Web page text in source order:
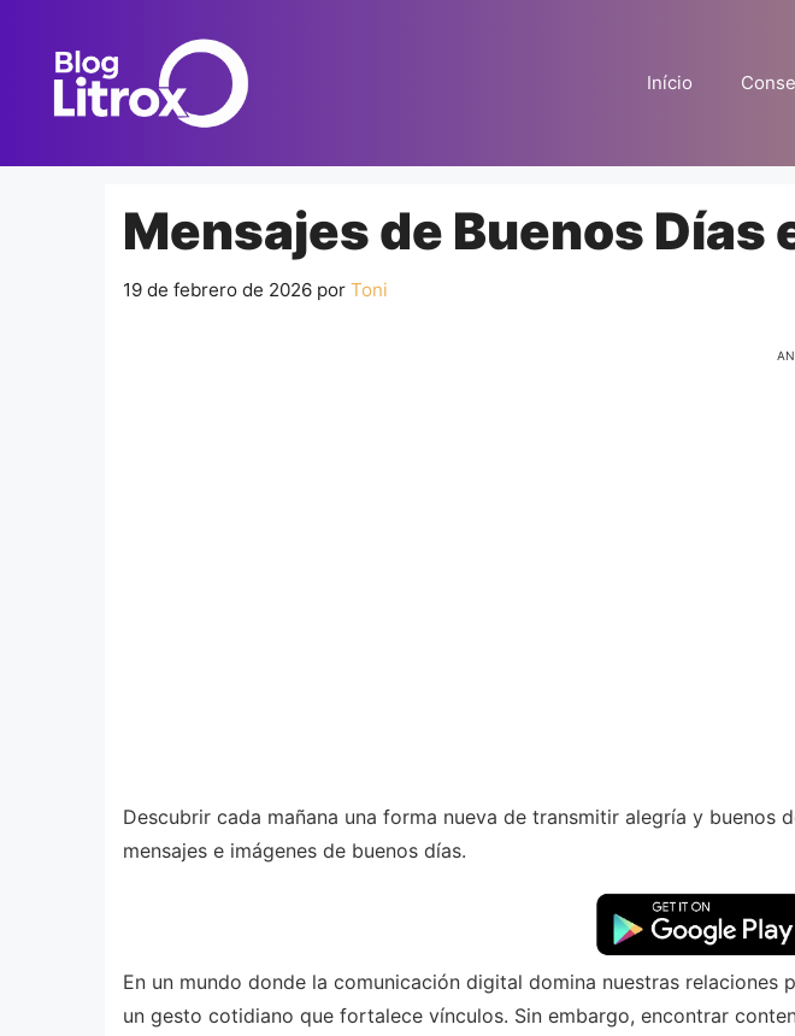
contenido
Início
Mensajes de Buenos Días
19 de febrero de 2026 por Toni
Descubrir cada mañana una forma nueva de transmitir alegría y
mensajes e imágenes de buenos días.
En un mundo donde la comunicación digital domina nuestras
un gesto cotidiano que fortalece vínculos. Sin embargo, encontrar